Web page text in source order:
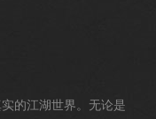
的江湖世界。无论是